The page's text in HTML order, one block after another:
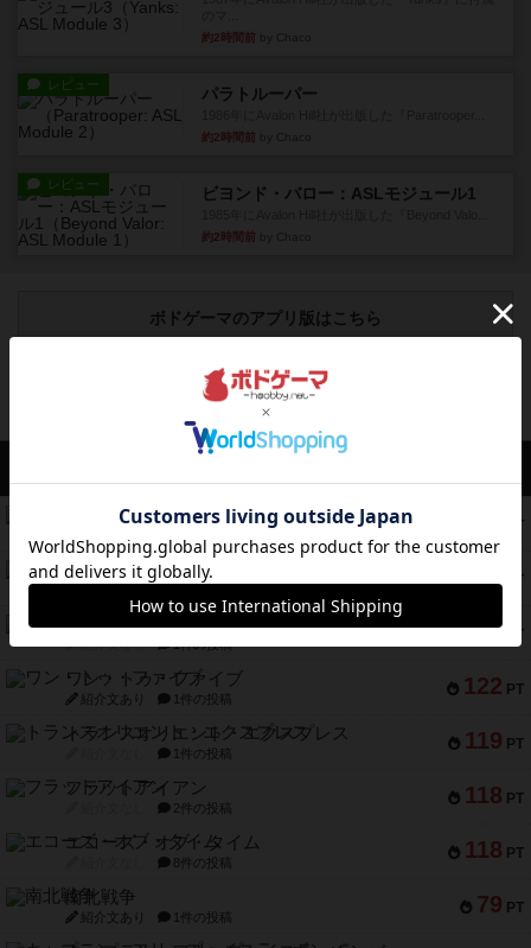
約2時間前
レビュー パラトルーパー
約2時間前
レビュー ビヨンド・バロー：ASLモジュール1
約2時間前
ボドゲーマのアプリ版はこちら
PT
リワイルド：サウスアメリカ
PT
マーケットフレッシュ
141 PT
ファイアー・ブルズ / 火牛陣
紹介文なし 1件の投稿
122 PT
ワン・トゥ・ファイブ
紹介文あり 1件の投稿
119 PT
トランスオリエント・エクスプレス
1件の投稿
118 PT
フラットアイアン
2件の投稿
118 PT
エコーズ・オブ・タイム
8件の投稿
79 PT
南北戦争
紹介文あり 1件の投稿